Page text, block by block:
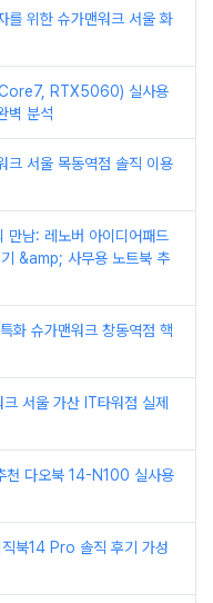
를 위한 슈가맨워크 서울 화
RTX5060) 실사용
벽 분석
크 서울 목동역점 솔직 이용
만남: 레노버 아이디어패드
&amp; 사무용 노트북 추
화 슈가맨워크 창동역점 핵
서울 가산 IT타워점 실제
천 다오북 14-N100 실사용
북14 Pro 솔직 후기 가성